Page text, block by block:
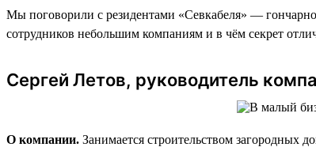
Мы поговорили с резидентами «Севкабеля» —
сотрудников небольшим компаниям и в чём секрет
Сергей Летов, руководитель
О компании. Занимается строительством загородных